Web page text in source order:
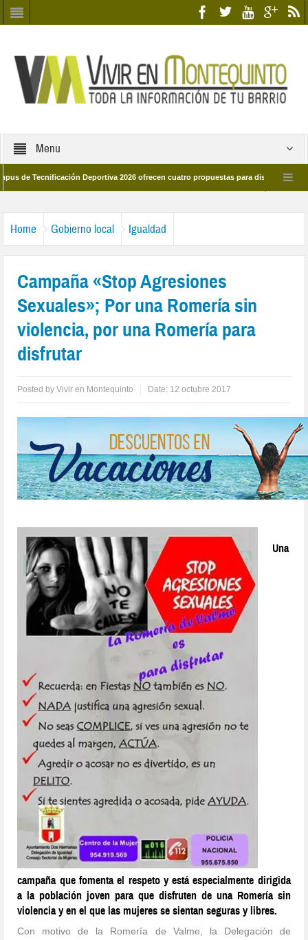
Menu
Tecnificación Deportiva 2026 ofrecen cuatro propuestas para disfrutar del deporte
Home Gobierno local Igualdad
Campaña «Stop Agresiones
Sexuales»; Por una Romería sin
violencia, por una Romería para
disfrutar
Posted byVivir en Montequinto Date: 12 octubre 2017
Una
campaña que fomenta el respeto y está especialmente dirigida
a la población joven para que disfruten de una Romería sin
violencia y en el que las mujeres se sientan seguras y libres.
Con motivo de la Romería de Valme, la Delegación de